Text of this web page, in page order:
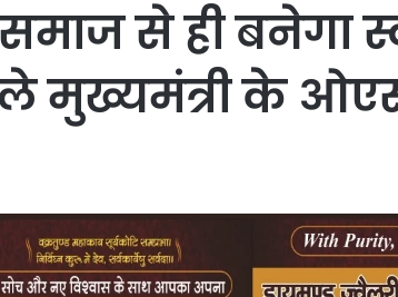
से ही बनेगा
मुख्यमंत्री के